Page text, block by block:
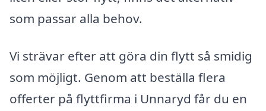
som passar alla behov.
Vi strävar efter att göra din flytt så smidig
som möjligt. Genom att beställa flera
offerter på flyttfirma i Unnaryd får du en